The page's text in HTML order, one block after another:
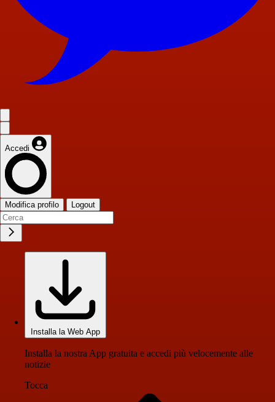
Accedi
Modifica profilo Logout
Installa la Web App
Installa la nostra App gratuita e accedi più velocemente alle
notizie
Tocca